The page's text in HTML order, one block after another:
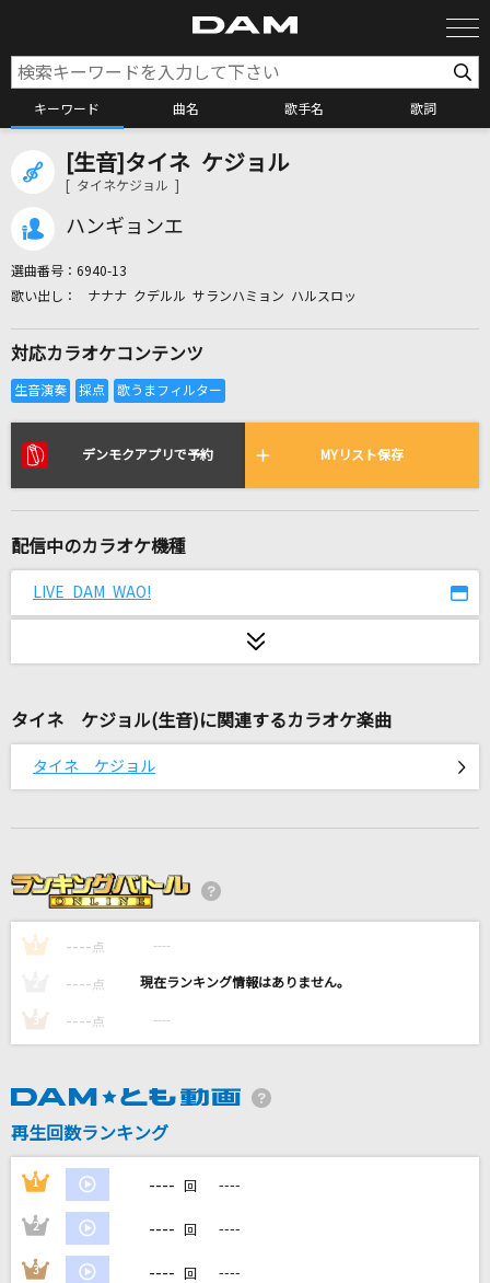
キーワード 曲名 歌手名 歌詞
カラオケ検索
全国りれき
リアルタイムで歌われている曲の一覧
紫煙
[生音]ツッパリHigh School Rock'n Roll(登校
横浜銀蝿(横浜銀蝿40th)
[生音]さよならエレジー
Mr.Children
雨夜の月に
[生音]リンジュー・ラヴ
LOVE SONG
三代目 J SOUL BROTHERS from EXILE TRIBE
Shake The World!!
ブラストワンピース(CV.紫月杏朱彩)・アーモンドアイ(CV.石原夏織)・ラ
ッキーライラック(CV.中島由貴)・グランアレグリア(CV.夏目妃菜)・ラヴ
ズオンリーユー(CV.久保田未夢)・クロノジェネシス(CV.真名瀬日和)・カ
レンブーケドール(CV.小田杏樹)
[生音]タイネ ケジョル
[ タイネケジョル ]
ハンギョンエ
選曲番号： 6940-13
ナナナ クデルル サランハミョン ハルスロッ
対応カラオケコンテンツ
デンモクアプリで予約 MYリスト保存
配信中のカラオケ機種
LIVE DAM WAO!
タイネ ケジョル(生音)に関連するカラオケ楽曲
タイネ ケジョル
1 ---- 点 ----
---- 点 ----
3 ---- 点 ----
再生回数ランキング
1 ---- 回 ----
2 ---- 回 ----
3 ---- 回 ----